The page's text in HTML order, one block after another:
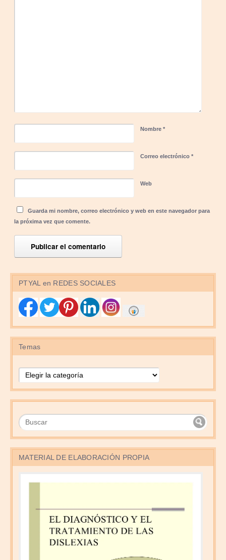
Nombre*
Correo electrónico*
Web
Guarda mi nombre, correo electrónico y web en este navegador para
la próxima vez que comente.
PTYAL en REDES SOCIALES
Temas
MATERIAL DE ELABORACIÓN PROPIA